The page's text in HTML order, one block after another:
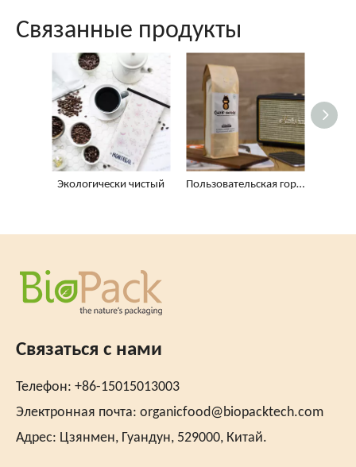
Связанные продукты
Экологически чистый Пользовательская горячая штампа Kraft Paper Biotre Coffee мешки с боковым штукой
Связаться с нами
Телефон: +86-15015013003
Электронная почта: organicfood@biopacktech.com
Адрес: Цзянмен, Гуандун, 529000, Китай.